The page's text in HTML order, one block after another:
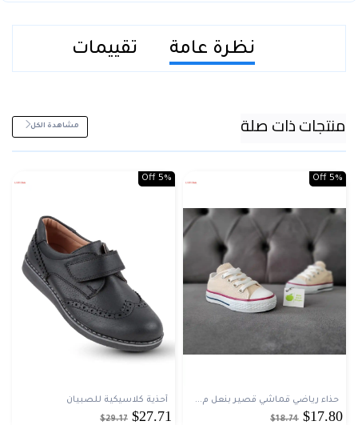
نظرة عامة تقييمات
منتجات ذات صلة مشاهدة الكل
5% Off
حذاء رياضي قماشي قصير بنعل م...
$17.80
$18.74
5% Off
أحذية كلاسيكية للصبيان
$27.71
$29.17